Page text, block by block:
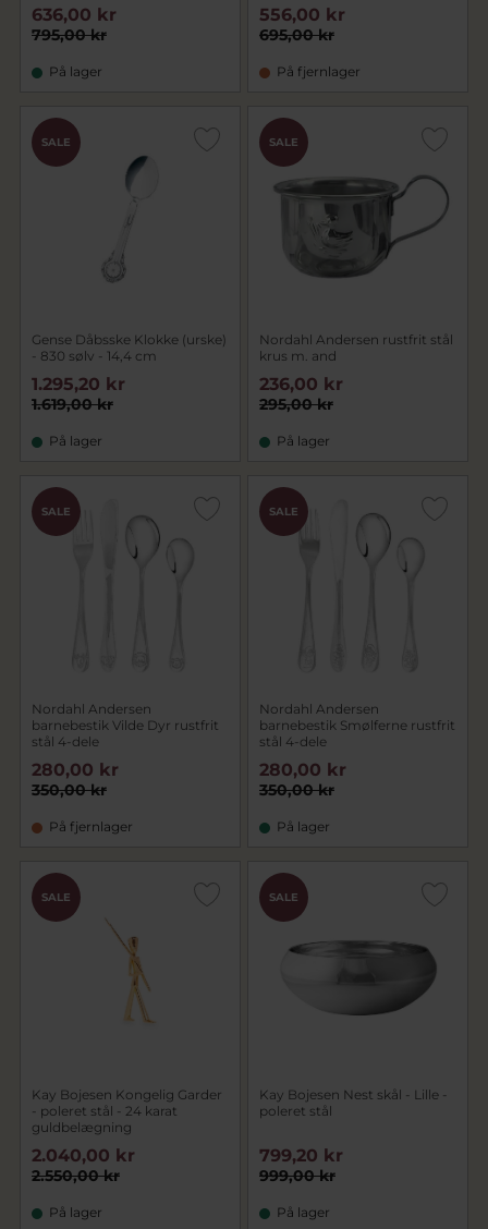
795,00 kr
636,00 kr
På lager
695,00 kr
556,00 kr
På fjernlager
SALE
Gense Dåbsske Klokke (urske)
- 830 sølv - 14,4 cm
1.619,00 kr
1.295,20 kr
På lager
SALE
Nordahl Andersen rustfrit stål
krus m. and
295,00 kr
236,00 kr
På lager
SALE
Nordahl Andersen
barnebestik Vilde Dyr rustfrit
stål 4-dele
350,00 kr
280,00 kr
På fjernlager
SALE
Nordahl Andersen
barnebestik Smølferne rustfrit
stål 4-dele
350,00 kr
280,00 kr
På lager
SALE
Kay Bojesen Kongelig Garder
- poleret stål - 24 karat
guldbelægning
2.550,00 kr
2.040,00 kr
På lager
SALE
Kay Bojesen Nest skål - Lille -
poleret stål
999,00 kr
799,20 kr
På lager